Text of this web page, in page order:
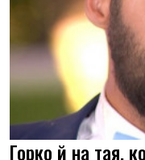
Горко й на тая,